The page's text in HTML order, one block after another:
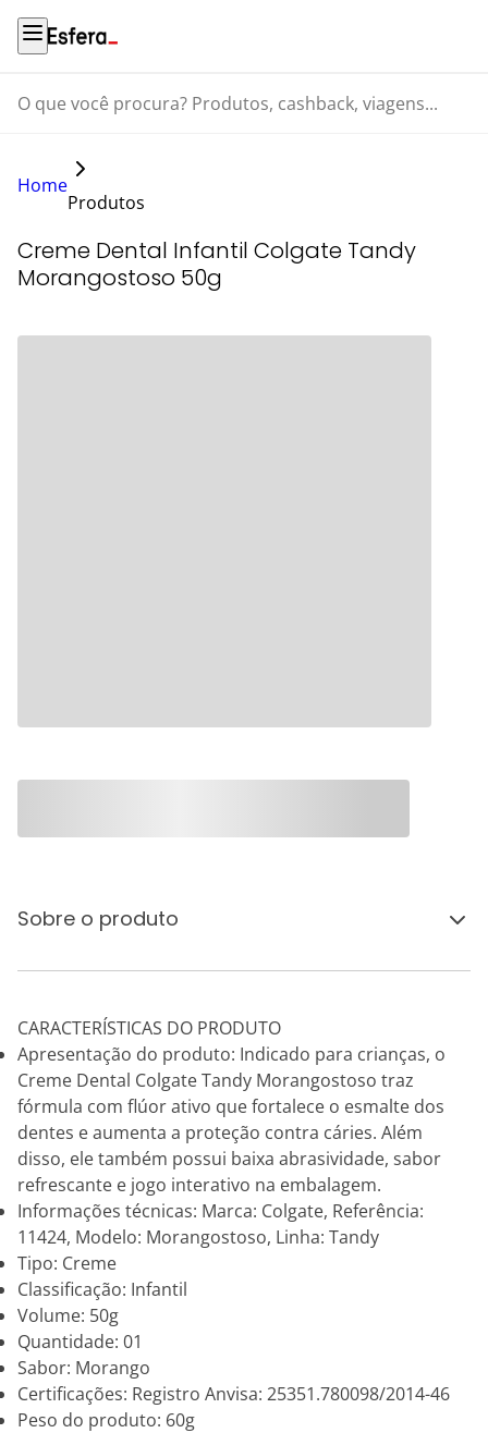
O que você procura? Produtos, cashback, viagens...
Home
Produtos
Creme Dental Infantil Colgate Tandy
Morangostoso 50g
Sobre o produto
CARACTERÍSTICAS DO PRODUTO
Apresentação do produto: Indicado para crianças, o
Creme Dental Colgate Tandy Morangostoso traz
fórmula com flúor ativo que fortalece o esmalte dos
dentes e aumenta a proteção contra cáries. Além
disso, ele também possui baixa abrasividade, sabor
refrescante e jogo interativo na embalagem.
Informações técnicas: Marca: Colgate, Referência:
11424, Modelo: Morangostoso, Linha: Tandy
Tipo: Creme
Classificação: Infantil
Volume: 50g
Quantidade: 01
Sabor: Morango
Certificações: Registro Anvisa: 25351.780098/2014-46
Peso do produto: 60g